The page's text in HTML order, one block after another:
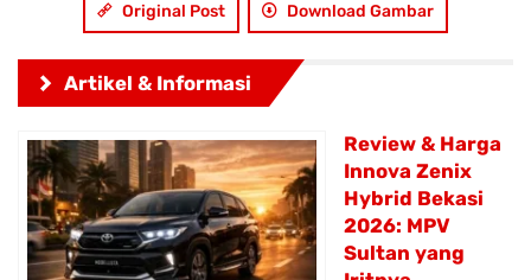
Original Post Download Gambar
Artikel & Informasi
Review & Harga
Innova Zenix
Hybrid Bekasi
2026: MPV
Sultan yang